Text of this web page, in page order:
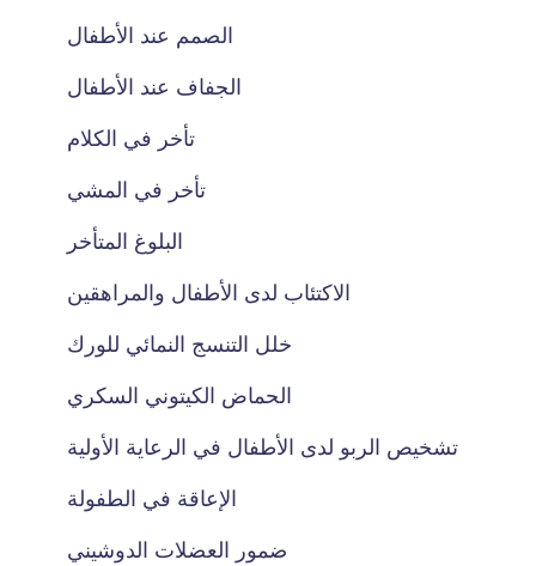
الصمم عند الأطفال
الجفاف عند الأطفال
تأخر في الكلام
تأخر في المشي
البلوغ المتأخر
الاكتئاب لدى الأطفال والمراهقين
خلل التنسج النمائي للورك
الحماض الكيتوني السكري
تشخيص الربو لدى الأطفال في الرعاية الأولية
الإعاقة في الطفولة
ضمور العضلات الدوشيني